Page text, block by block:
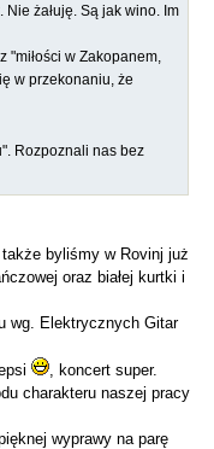
Nie żałuję. Są jak wino. Im
"miłości w Zakopanem,
w przekonaniu, że
Rozpoznali nas bez
także byliśmy w Rovinj już
oraz białej kurtki i
wg. Elektrycznych Gitar
, koncert super.
charakteru naszej pracy
wyprawy na parę